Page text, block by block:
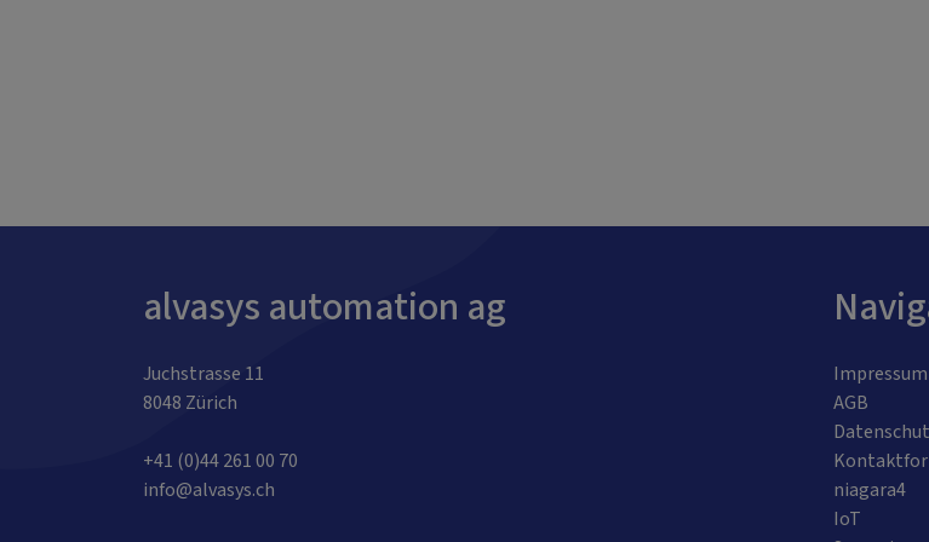
alvasys automation ag
Juchstrasse 11
8048 Zürich
+41 (0)44 261 00 70
info@alvasys.ch
Impressum
AGB
niagara4
IoT